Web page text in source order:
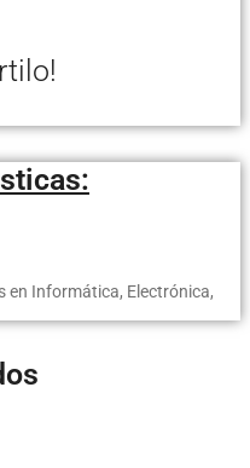
en Informática, Electrónica,